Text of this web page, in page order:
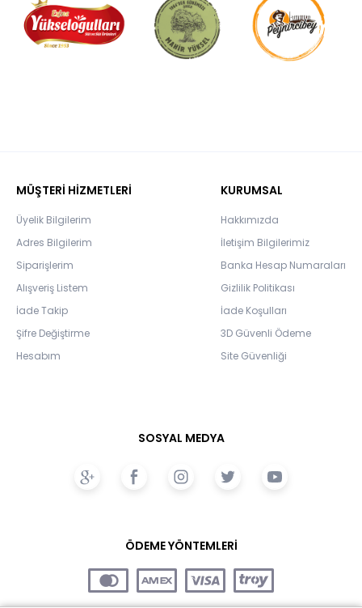
MÜŞTERİ HİZMETLERİ
Üyelik Bilgilerim
Adres Bilgilerim
Siparişlerim
Alışveriş Listem
İade Takip
Şifre Değiştirme
Hesabım
KURUMSAL
Hakkımızda
İletişim Bilgilerimiz
Banka Hesap Numaraları
Gizlilik Politikası
İade Koşulları
3D Güvenli Ödeme
Site Güvenliği
SOSYAL MEDYA
ÖDEME YÖNTEMLERİ